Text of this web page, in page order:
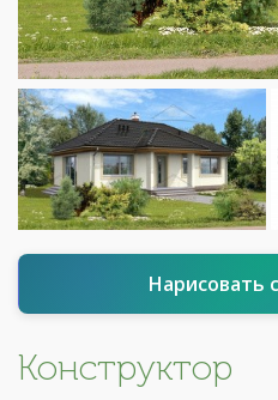
Нарисовать
Конструктор